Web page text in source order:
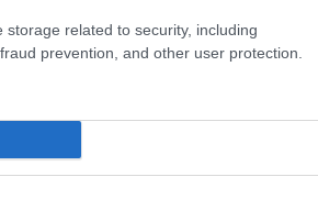
related to security, including
prevention, and other user protection.
15:57
της για τη ληστεία
της